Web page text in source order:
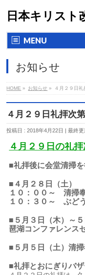
日本キリスト
MENU
お知らせ
HOME » お知らせ » ４月２９日
４月２９日礼拝次
投稿日 : 2018年4月22日 最終更
４月２９日の礼
■礼拝後に会堂清掃
■４月２８日（土）
１０：００～ 清掃
１０：３０～ ぶど
■５月３日（木）～
琶湖コンファレンス
■５月５日（土）清
■礼拝とおにぎりバ